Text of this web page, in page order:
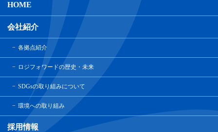
HOME
会社紹介
各拠点紹介
ロジフォワードの歴史・未来
SDGsの取り組みについて
環境への取り組み
採用情報